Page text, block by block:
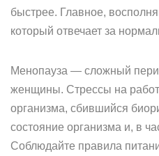
быстрее. Главное,
который отвечает за
Менопауза — сложный
женщины. Стрессы на
организма, сбившийся
состояние организма и, в
Соблюдайте правила